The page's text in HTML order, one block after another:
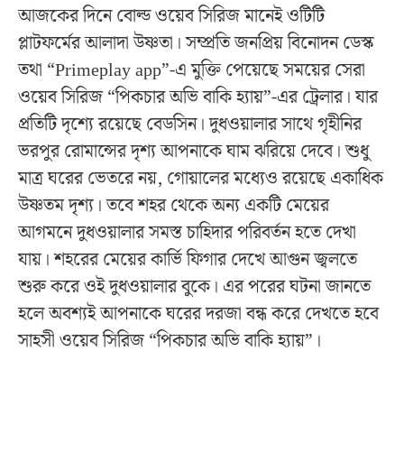
আজকের দিনে বোল্ড ওয়েব সিরিজ মানেই ওটিটি
প্লাটফর্মের আলাদা উষ্ণতা। সম্প্রতি জনপ্রিয় বিনোদন ডেস্ক
তথা “Primeplay app”-এ মুক্তি পেয়েছে সময়ের সেরা
ওয়েব সিরিজ “পিকচার অভি বাকি হ্যায়”-এর ট্রেলার। যার
প্রতিটি দৃশ্যে রয়েছে বেডসিন। দুধওয়ালার সাথে গৃহীনির
ভরপুর রোমান্সের দৃশ্য আপনাকে ঘাম ঝরিয়ে দেবে। শুধু
মাত্র ঘরের ভেতরে নয়, গোয়ালের মধ্যেও রয়েছে একাধিক
উষ্ণতম দৃশ্য। তবে শহর থেকে অন্য একটি মেয়ের
আগমনে দুধওয়ালার সমস্ত চাহিদার পরিবর্তন হতে দেখা
যায়। শহরের মেয়ের কার্ভি ফিগার দেখে আগুন জ্বলতে
শুরু করে ওই দুধওয়ালার বুকে। এর পরের ঘটনা জানতে
হলে অবশ্যই আপনাকে ঘরের দরজা বন্ধ করে দেখতে হবে
সাহসী ওয়েব সিরিজ “পিকচার অভি বাকি হ্যায়”।